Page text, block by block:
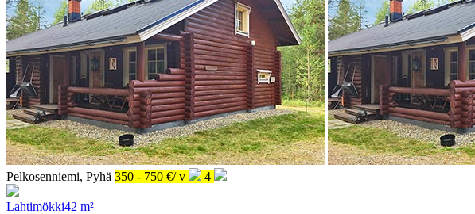
Pelkosenniemi, Pyhä 350 - 750 €/ v 4
Lahtimökki42 m²